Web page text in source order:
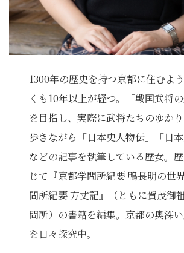
1300年の歴史を持つ京都に住むよ
くも10年以上が経つ。「戦国武将の
を目指し、実際に武将たちのゆか
歩きながら「日本史人物伝」「日本
などの記事を執筆している歴女。
じて『京都学問所紀要 鴨長明の世
問所紀要 方丈記』（ともに賀茂御
問所）の書籍を編集。京都の奥深
を日々探究中。